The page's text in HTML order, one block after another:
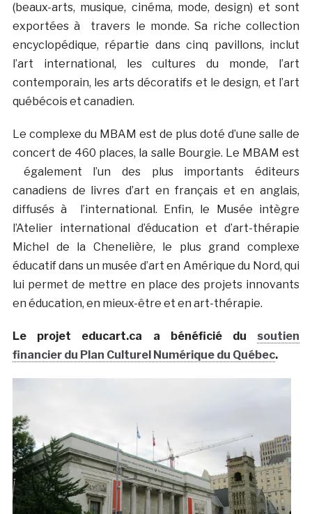
(beaux-arts, musique, cinéma, mode, design) et sont
exportées à travers le monde. Sa riche collection
encyclopédique, répartie dans cinq pavillons, inclut
l’art international, les cultures du monde, l’art
contemporain, les arts décoratifs et le design, et l’art
québécois et canadien.
Le complexe du MBAM est de plus doté d’une salle de
concert de 460 places, la salle Bourgie. Le MBAM est
également l’un des plus importants éditeurs
canadiens de livres d’art en français et en anglais,
diffusés à l’international. Enfin, le Musée intègre
l’Atelier international d’éducation et d’art-thérapie
Michel de la Chenelière, le plus grand complexe
éducatif dans un musée d’art en Amérique du Nord, qui
lui permet de mettre en place des projets innovants
en éducation, en mieux-être et en art-thérapie.
Le projet educart.ca a bénéficié du soutien
financier du Plan Culturel Numérique du Québec.